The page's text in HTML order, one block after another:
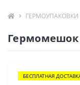
ГЕРМОУПАКОВКИ
Гермомешок
БЕСПЛАТНАЯ